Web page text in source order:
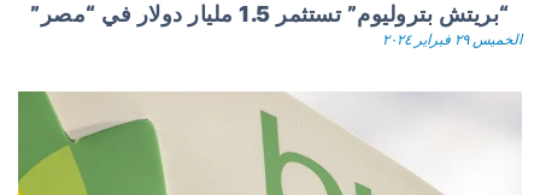
“بريتش بتروليوم” تستثمر 1.5 مليار دولار في “مصر”
الخميس ٢٩ فبراير ٢٠٢٤